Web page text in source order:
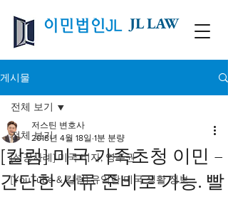
이민법인JL JL LAW
게시물
전체 보기
[성공사례] 미국 비자, 영주권
[YouTube & 칼럼] 유익한 미국 생활 정보
전체 보기
[칼럼] 미국 가족초청 이민 –
간단한 서류 준비로 가능. 빨
저스틴 변호사
2018년 4월 18일 1분 분량